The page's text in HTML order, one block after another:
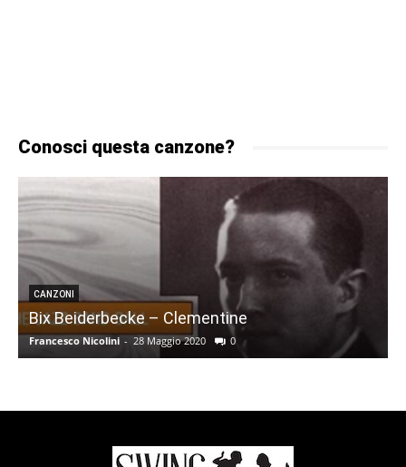
Conosci questa canzone?
CANZONI
Bix Beiderbecke – Clementine
Francesco Nicolini - 28 Maggio 2020 0